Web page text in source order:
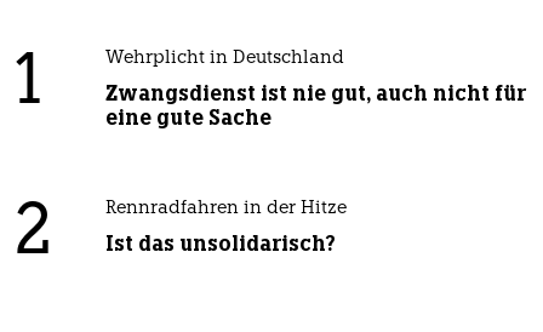
1 Wehrplicht in Deutschland
Zwangsdienst ist nie gut, auch nicht für
eine gute Sache
2 Rennradfahren in der Hitze
Ist das unsolidarisch?